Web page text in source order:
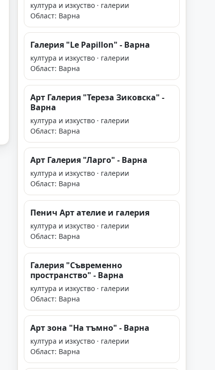
култура и изкуство · галерии
Област: Варна
Галерия "Le Papillоn" - Варна
култура и изкуство · галерии
Област: Варна
Арт Галерия "Тереза Зиковска" -
Варна
култура и изкуство · галерии
Област: Варна
Арт Галерия "Ларго" - Варна
култура и изкуство · галерии
Област: Варна
Пенич Арт ателие и галерия
култура и изкуство · галерии
Област: Варна
Галерия "Съвременно
пространство" - Варна
култура и изкуство · галерии
Област: Варна
Арт зона "На тъмно" - Варна
култура и изкуство · галерии
Област: Варна